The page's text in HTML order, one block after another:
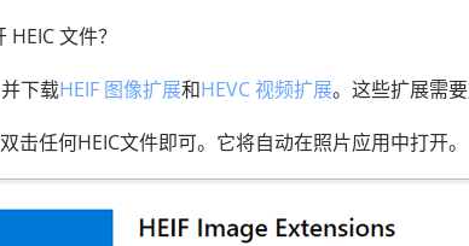
文件？
下载HEIF 图像扩展和HEVC 视频扩展。这些扩展需
击任何HEIC文件即可。它将自动在照片应用中打开。